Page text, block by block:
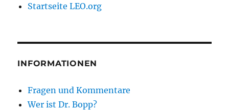
Startseite LEO.org
INFORMATIONEN
Fragen und Kommentare
Wer ist Dr. Bopp?